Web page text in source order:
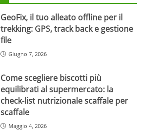
GeoFix, il tuo alleato offline per il
trekking: GPS, track back e gestione
file
Giugno 7, 2026
Come scegliere biscotti più
equilibrati al supermercato: la
check-list nutrizionale scaffale per
scaffale
Maggio 4, 2026